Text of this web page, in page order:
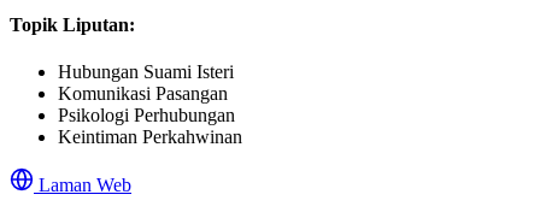
Topik Liputan:
Hubungan Suami Isteri
Komunikasi Pasangan
Psikologi Perhubungan
Keintiman Perkahwinan
Laman Web